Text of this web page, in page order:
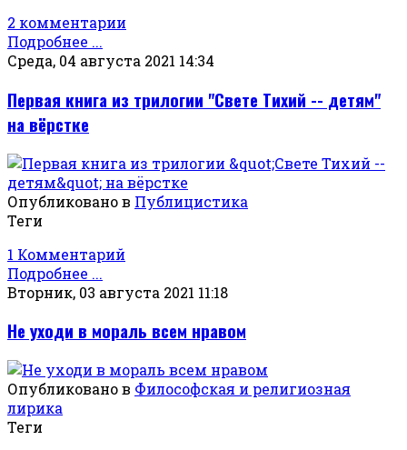
2 комментарии
Подробнее ...
Среда, 04 августа 2021 14:34
Первая книга из трилогии "Свете Тихий -- детям"
на вёрстке
Опубликовано в Публицистика
Теги
1 Комментарий
Подробнее ...
Вторник, 03 августа 2021 11:18
Не уходи в мораль всем нравом
Опубликовано в Философская и религиозная
лирика
Теги